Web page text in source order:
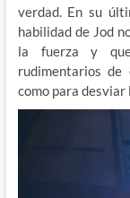
verdad. En su
habilidad de Jod
la fuerza y que
rudimentarios de
como para desviar